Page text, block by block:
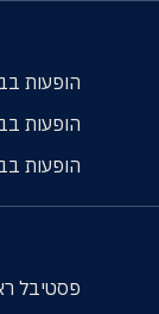
הופעות
הופעות
הופעות
פסטיבל